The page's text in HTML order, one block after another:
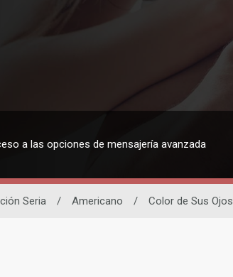
a las opciones de mensajería avanzada
Seria / Americano / Color de Sus Ojos